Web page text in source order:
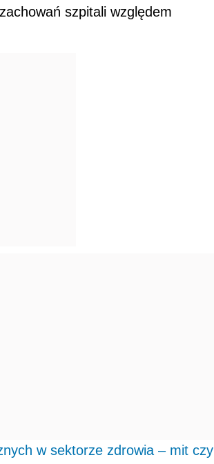
szpitali względem
w sektorze zdrowia – mit czy